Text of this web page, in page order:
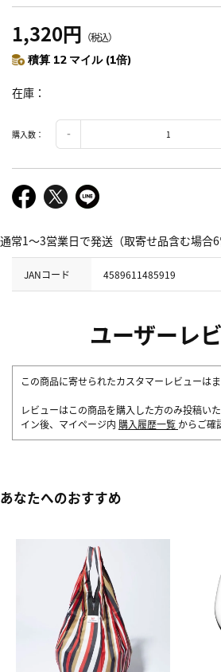
1,320円 （税込）
積算 12 マイル (1倍)
在庫
購入数：
通常1～3営業日で発送（取寄せ品含む場合6
JANコード 4589611485919
ユーザーレ
この商品に寄せられたカスタマーレビューはま
レビューはこの商品を購入した方のみ投稿い
イン後、マイページ内 購入履歴一覧 からご確
あなたへのおすすめ